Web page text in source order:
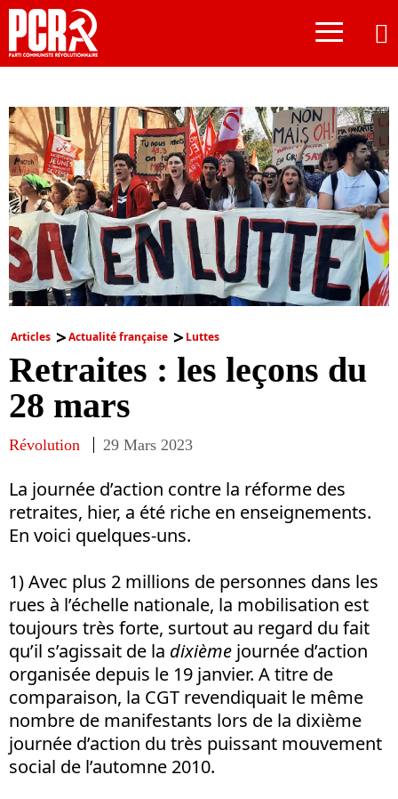
≡
Articles Actualité française Luttes
Retraites : les leçons du
28 mars
Révolution 29 Mars 2023
La journée d’action contre la réforme des
retraites, hier, a été riche en enseignements.
En voici quelques-uns.
1) Avec plus 2 millions de personnes dans les
rues à l’échelle nationale, la mobilisation est
toujours très forte, surtout au regard du fait
qu’il s’agissait de la dixième journée d’action
organisée depuis le 19 janvier. A titre de
comparaison, la CGT revendiquait le même
nombre de manifestants lors de la dixième
journée d’action du très puissant mouvement
social de l’automne 2010.